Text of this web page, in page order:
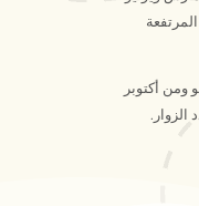
ومن أكتوبر